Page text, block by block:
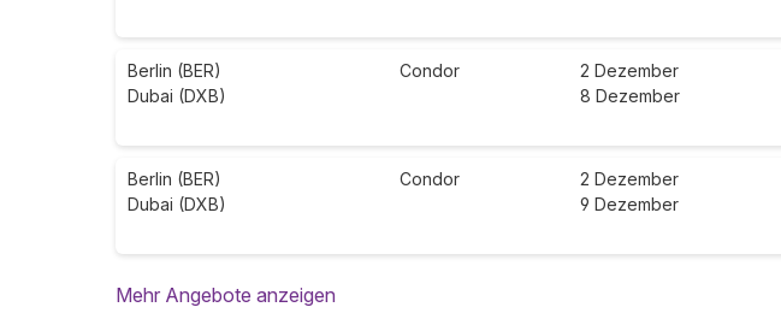
Berlin (BER)
Dubai (DXB)
Condor
2 Dezember
8 Dezember
Berlin (BER)
Dubai (DXB)
Condor
2 Dezember
9 Dezember
Mehr Angebote anzeigen